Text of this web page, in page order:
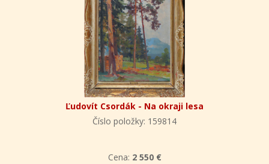
Ľudovít Csordák - Na okraji lesa
Číslo položky: 159814
Cena: 2 550 €